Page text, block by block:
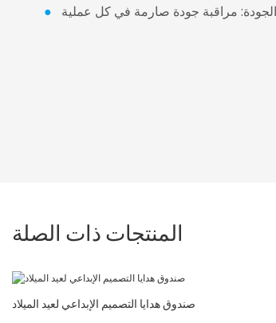
●
المنتجات ذات الصلة
صندوق هدايا التصميم الإبداعي لعيد الميلاد